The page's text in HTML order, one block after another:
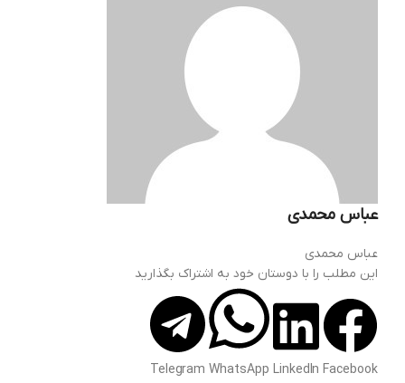
عباس محمدی
عباس محمدی
این مطلب را با دوستان خود به اشتراک بگذارید
Facebook
LinkedIn
WhatsApp
Telegram